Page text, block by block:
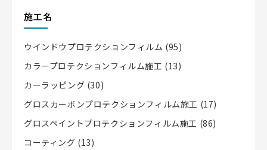
施工名
ウインドウプロテクションフィルム (95)
カラープロテクションフィルム施工 (13)
カーラッピング (30)
グロスカーボンプロテクションフィルム施工 (17)
グロスペイントプロテクションフィルム施工 (86)
コーティング (13)